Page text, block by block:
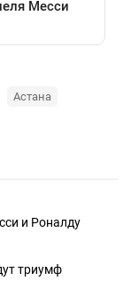
Астана
и Роналду
триумф